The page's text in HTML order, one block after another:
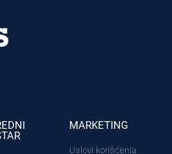
MARKETING
Uslovi korišćenja